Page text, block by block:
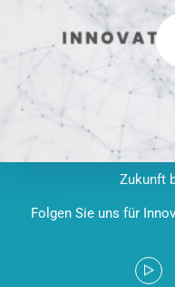
Zukunft
Folgen Sie uns für